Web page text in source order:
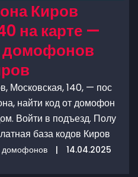
Киров
на карте —
домофонов
Московская, 140, — пос
найти код от домофон
Войти в подъезд. Полу
база кодов Киров
домофонов | 14.04.2025